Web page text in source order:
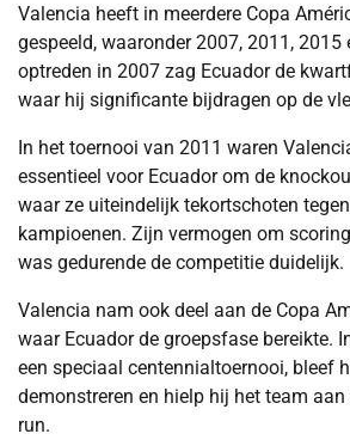
Valencia heeft in meerdere Copa
gespeeld, waaronder 2007, 2011, 2015
optreden in 2007 zag Ecuador de
waar hij significante bijdragen op de
In het toernooi van 2011 waren
essentieel voor Ecuador om de
waar ze uiteindelijk tekortschoten
kampioenen. Zijn vermogen om
was gedurende de competitie duidelijk.
Valencia nam ook deel aan de Copa
waar Ecuador de groepsfase bereikte.
een speciaal centennialtoernooi, bleef
demonstreren en hielp hij het team
run.